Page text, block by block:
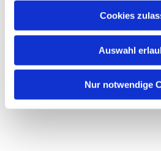
Cookies
Auswahl
Nur notwendige